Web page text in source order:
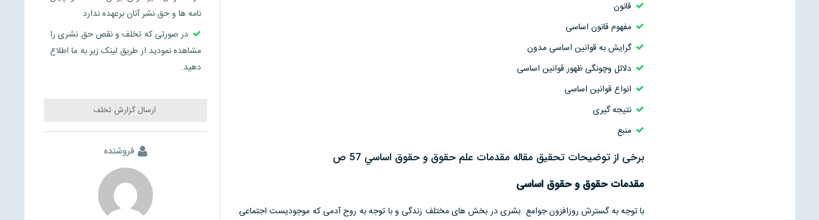
قانون
مفهوم قانون اساسی
گرایش به قوانین اساسی مدون
دلائل وچونگی ظهور قوانین اساسی
انواع قوانین اساسی
نتیجه گیری
منبع
برخی از توضیحات تحقیق مقاله مقدمات علم حقوق و حقوق اساسي 57 ص
مقدمات حقوق و حقوق اساسی
با توجه به گسترش روزافزون جوامع بشری در بخش های مختلف زندگی و با توجه به روح آدمی که موجودیست اجتماعی
نامه ها و حق نشر آنان برعهده ندارد
در صورتی که تخلف و نقص حق نشری را
مشاهده نمودید از طریق لینک زیر به ما اطلاع
دهید.
ارسال گزارش تخلف
فروشنده